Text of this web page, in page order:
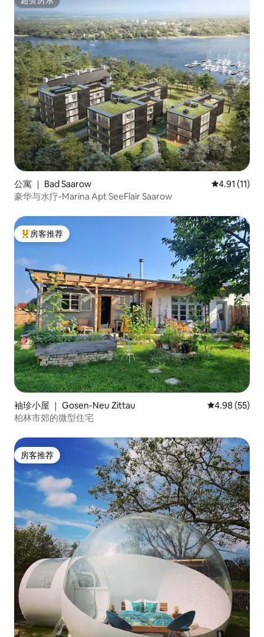
超赞房东
公寓 ｜ Bad Saarow 平均评分
4.91 (11)
豪华与水疗-Marina Apt SeeFlair Saarow
热门「房客推荐」
房客推荐
袖珍小屋 ｜ Gosen-Neu Zittau 平均评分
4.98 (55)
柏林市郊的微型住宅
房客推荐
房客推荐